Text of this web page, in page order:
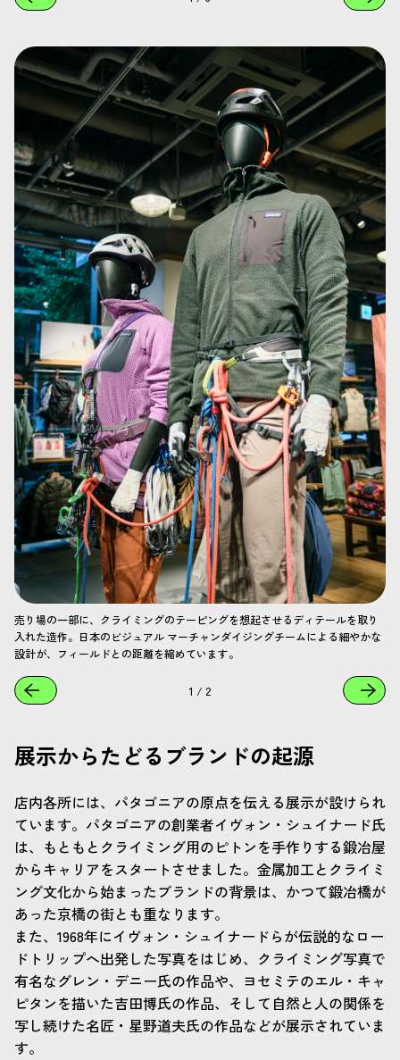
売り場の一部に、クライミングのテーピングを想起させるディテールを取り
入れた造作。日本のビジュアル マーチャンダイジングチームによる細やかな
設計が、フィールドとの距離を縮めています。
1 / 2
展示からたどるブランドの起源
店内各所には、パタゴニアの原点を伝える展示が設けられ
ています。パタゴニアの創業者イヴォン・シュイナード氏
は、もともとクライミング用のピトンを手作りする鍛冶屋
からキャリアをスタートさせました。金属加工とクライミ
ング文化から始まったブランドの背景は、かつて鍛冶橋が
あった京橋の街とも重なります。
また、1968年にイヴォン・シュイナードらが伝説的なロー
ドトリップへ出発した写真をはじめ、クライミング写真で
有名なグレン・デニー氏の作品や、ヨセミテのエル・キャ
ピタンを描いた吉田博氏の作品、そして自然と人の関係を
写し続けた名匠・星野道夫氏の作品などが展示されていま
す。